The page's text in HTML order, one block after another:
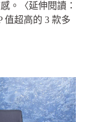
。〈延伸閱讀：
值超高的 3 款多